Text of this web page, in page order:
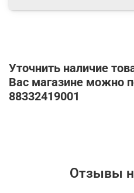
Уточнить наличие
Вас магазине можно
88332419001
Отзывы